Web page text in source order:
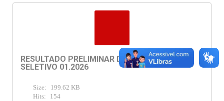
RESULTADO PRELIMINAR DO PROCESSO
SELETIVO 01.2026
Size:
199.62 KB
Hits:
154